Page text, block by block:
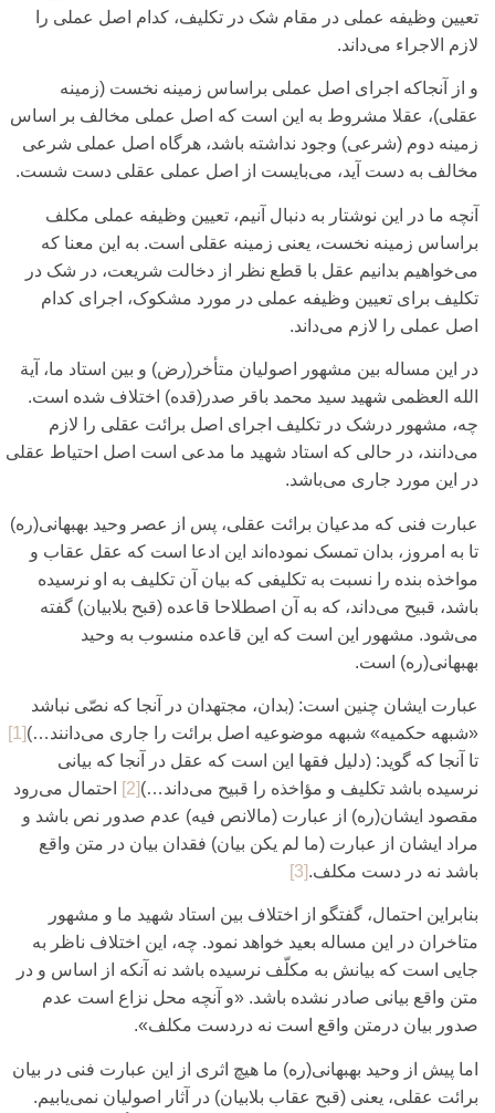
تعیین وظیفه عملی‌ در مقام شک در تکلیف، کدام اصل عملی‌ را
لازم الاجراء می‌داند.
و از آنجاکه اجرای‌ اصل عملی‌ براساس زمینه نخست (زمینه
عقلی‌)، عقلا مشروط به این است که اصل عملی‌ مخالف بر اساس
زمینه دوم (شرعی‌) وجود نداشته باشد، هرگاه اصل عملی‌ شرعی‌
مخالف به دست آید، می‌بایست از اصل عملی‌ عقلی‌ دست شست.
آنچه ما در این نوشتار به دنبال آنیم، تعیین وظیفه عملی‌ مکلف
براساس زمینه نخست، یعنی‌ زمینه عقلی‌ است. به این معنا که
می‌خواهیم بدانیم عقل با قطع نظر از دخالت شریعت، در شک در
تکلیف برای‌ تعیین وظیفه عملی‌ در مورد مشکوک، اجرای‌ کدام
اصل عملی‌ را لازم می‌داند.
در این مساله بین مشهور اصولیان متأخر(رض) و بین استاد ما، آیة
الله العظمی‌ شهید سید محمد باقر صدر(قده) اختلاف شده است.
چه، مشهور درشک در تکلیف اجرای‌ اصل برائت عقلی‌ را لازم
می‌دانند، در حالی‌ که استاد شهید ما مدعی‌ است اصل احتیاط عقلی‌
در این مورد جاری‌ می‌باشد.
عبارت فنی‌ که مدعیان برائت عقلی‌، پس از عصر وحید بهبهانی‌(ره)
تا به امروز، بدان تمسک نموده‌اند این ادعا است که عقل عقاب و
مواخذه بنده را نسبت به تکلیفی‌ که بیان آن تکلیف به او نرسیده
باشد، قبیح می‌داند، که به آن اصطلاحا قاعده (قبح بلابیان) گفته
می‌‌شود. مشهور این است که این قاعده منسوب به وحید
بهبهانی‌(ره) است.
عبارت ایشان چنین است: (بدان، مجتهدان در آنجا که نصّی‌ نباشد
«شبهه حکمیه‌» شبهه موضوعیه اصل برائت را جاری‌ می‌دانند…)[1]
تا آنجا که گوید: (دلیل فقها این است که عقل در آنجا که بیانی‌
نرسیده باشد تکلیف و مؤاخذه را قبیح می‌داند…)[2]
احتمال می‌‌رود
مقصود ایشان(ره) از عبارت (مالانص فیه) عدم صدور نص باشد و
مراد ایشان از عبارت (ما لم یکن بیان) فقدان بیان در متن واقع
باشد نه در دست مکلف.[3]
بنابراین احتمال، گفتگو از اختلاف بین استاد شهید ما و مشهور
متاخران در این مساله بعید خواهد نمود. چه، این اختلاف ناظر به
جایی‌ است که بیانش به مکلّف نرسیده باشد نه آنکه از اساس و در
متن واقع بیانی‌ صادر نشده باشد. «و آنچه محل نزاع است عدم
صدور بیان درمتن واقع است نه دردست مکلف‌».
اما پیش از وحید بهبهانی‌(ره) ما هیچ اثری‌ از این عبارت فنی‌ در بیان
برائت عقلی‌، یعنی‌ (قبح عقاب بلابیان) در آثار اصولیان نمی‌یابیم.